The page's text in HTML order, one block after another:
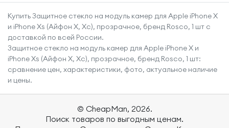
(на экран) -
Матовая
Купить Защитное стекло на модуль камер для Apple iPhone X
и iPhone Xs (Айфон Х, Хс), прозрачное, бренд Rosco, 1 шт с
доставкой по всей России.
Защитное стекло на модуль камер для Apple iPhone X и
iPhone Xs (Айфон Х, Хс), прозрачное, бренд Rosco, 1 шт:
сравнение цен, характеристики, фото, актуальное наличие
и цены.
© CheapMan, 2026.
Поиск товаров по выгодным ценам.